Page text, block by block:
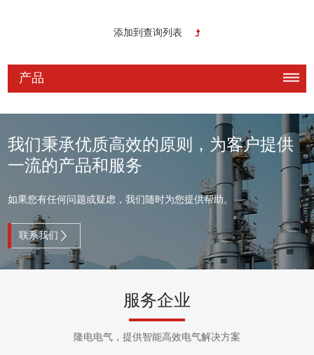
产品
我们秉承优质高效的原则，为客户提供
一流的产品和服务
如果您有任何问题或疑虑，我们随时为您提供帮助。
联系我们
服务企业
隆电电气，提供智能高效电气解决方案